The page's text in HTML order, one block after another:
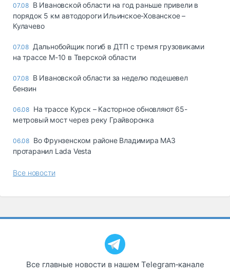
07.08 В Ивановской области на год раньше привели в
порядок 5 км автодороги Ильинское-Хованское –
Кулачево
07.08 Дальнобойщик погиб в ДТП с тремя грузовиками
на трассе М-10 в Тверской области
07.08 В Ивановской области за неделю подешевел
бензин
06.08 На трассе Курск – Касторное обновляют 65-
метровый мост через реку Грайворонка
06.08 Во Фрунзенском районе Владимира МАЗ
протаранил Lada Vesta
Все новости
Все главные новости в нашем Telegram‑канале